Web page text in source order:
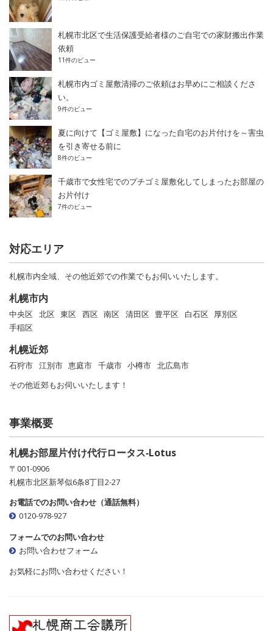
札幌市北区で生活保護受給者様のご自宅での家財搬出作業
依頼
11件のビュー
札幌市内ゴミ屋敷清掃のご依頼はお早めにご相談くださ
い。
9件のビュー
夏に向けて【ゴミ屋敷】になった自宅のお片付けを～害虫
を引き寄せる前に
8件のビュー
千歳市で女性宅でのプチゴミ屋敷化してしまったお部屋の
お片付け
7件のビュー
対応エリア
札幌市内全域、その他近郊での作業でもお伺いいたします。
札幌市内
中央区 北区 東区 西区 南区 清田区 豊平区 白石区 厚別区
手稲区
札幌近郊
石狩市 江別市 恵庭市 千歳市 小樽市 北広島市
その他近郊もお伺いいたします！
事業概要
札幌お部屋片付け代行ロータス‐Lotus
〒001-0906
札幌市北区新琴似6条8丁目2-27
お電話でのお問い合わせ（通話無料）
0120-978-927
フォームでのお問い合わせ
お問い合わせフォーム
お気軽にお問い合わせください！